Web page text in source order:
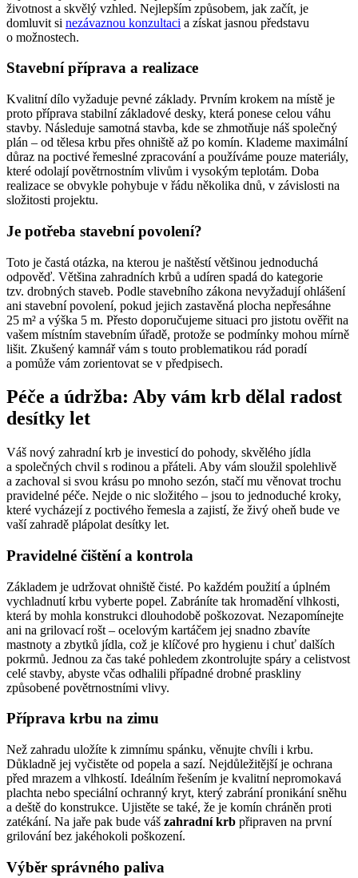
životnost a skvělý vzhled. Nejlepším způsobem, jak začít, je
domluvit si nezávaznou konzultaci a získat jasnou představu
o možnostech.
Stavební příprava a realizace
Kvalitní dílo vyžaduje pevné základy. Prvním krokem na místě je
proto příprava stabilní základové desky, která ponese celou váhu
stavby. Následuje samotná stavba, kde se zhmotňuje náš společný
plán – od tělesa krbu přes ohniště až po komín. Klademe maximální
důraz na poctivé řemeslné zpracování a používáme pouze materiály,
které odolají povětrnostním vlivům i vysokým teplotám. Doba
realizace se obvykle pohybuje v řádu několika dnů, v závislosti na
složitosti projektu.
Je potřeba stavební povolení?
Toto je častá otázka, na kterou je naštěstí většinou jednoduchá
odpověď. Většina zahradních krbů a udíren spadá do kategorie
tzv. drobných staveb. Podle stavebního zákona nevyžadují ohlášení
ani stavební povolení, pokud jejich zastavěná plocha nepřesáhne
25 m² a výška 5 m. Přesto doporučujeme situaci pro jistotu ověřit na
vašem místním stavebním úřadě, protože se podmínky mohou mírně
lišit. Zkušený kamnář vám s touto problematikou rád poradí
a pomůže vám zorientovat se v předpisech.
Péče a údržba: Aby vám krb dělal radost
desítky let
Váš nový zahradní krb je investicí do pohody, skvělého jídla
a společných chvil s rodinou a přáteli. Aby vám sloužil spolehlivě
a zachoval si svou krásu po mnoho sezón, stačí mu věnovat trochu
pravidelné péče. Nejde o nic složitého – jsou to jednoduché kroky,
které vycházejí z poctivého řemesla a zajistí, že živý oheň bude ve
vaší zahradě plápolat desítky let.
Pravidelné čištění a kontrola
Základem je udržovat ohniště čisté. Po každém použití a úplném
vychladnutí krbu vyberte popel. Zabráníte tak hromadění vlhkosti,
která by mohla konstrukci dlouhodobě poškozovat. Nezapomínejte
ani na grilovací rošt – ocelovým kartáčem jej snadno zbavíte
mastnoty a zbytků jídla, což je klíčové pro hygienu i chuť dalších
pokrmů. Jednou za čas také pohledem zkontrolujte spáry a celistvost
celé stavby, abyste včas odhalili případné drobné praskliny
způsobené povětrnostními vlivy.
Příprava krbu na zimu
Než zahradu uložíte k zimnímu spánku, věnujte chvíli i krbu.
Důkladně jej vyčistěte od popela a sazí. Nejdůležitější je ochrana
před mrazem a vlhkostí. Ideálním řešením je kvalitní nepromokavá
plachta nebo speciální ochranný kryt, který zabrání pronikání sněhu
a deště do konstrukce. Ujistěte se také, že je komín chráněn proti
zatékání. Na jaře pak bude váš zahradní krb připraven na první
grilování bez jakéhokoli poškození.
Výběr správného paliva